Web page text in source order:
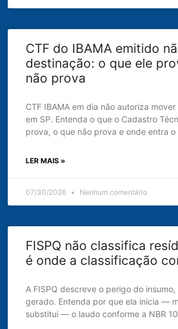
CTF do IBAMA emitido
destinação: o que ele
não prova
CTF IBAMA em dia não autoriza
em SP. Entenda o que o Cadastro
prova, o que não prova e onde entra o
LER MAIS »
07/30/2026 Nenhum comentário
FISPQ não classifica
é onde a classificação
A FISPQ descreve o perigo do
gerado. Entenda por que ela inicia —
substitui — o laudo conforme a NBR